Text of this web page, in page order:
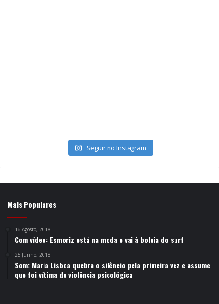
Seguir no Instagram
Mais Populares
16 Agosto, 2018
Com vídeo: Esmoriz está na moda e vai à boleia do surf
25 Junho, 2018
Som: Maria Lisboa quebra o silêncio pela primeira vez e assume
que foi vítima de violência psicológica